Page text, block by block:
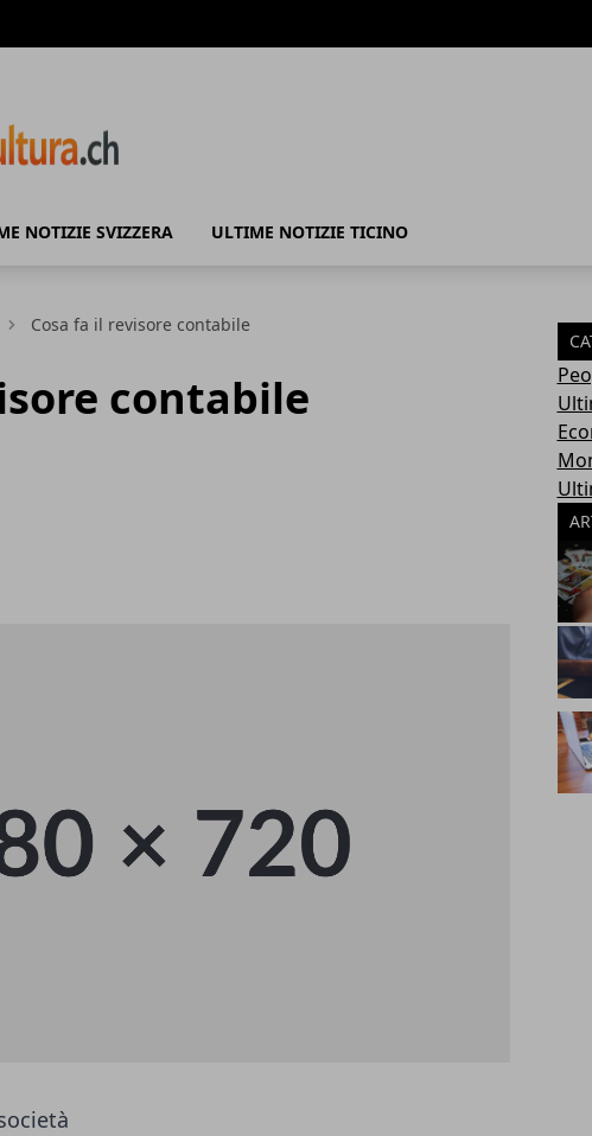
NOTIZIE SVIZZERA ULTIME NOTIZIE TICINO
Cosa fa il revisore contabile
contabile